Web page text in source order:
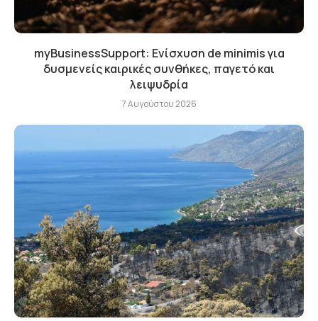
myBusinessSupport: Ενίσχυση de minimis για
δυσμενείς καιρικές συνθήκες, παγετό και
λειψυδρία
7 Αυγούστου 2026